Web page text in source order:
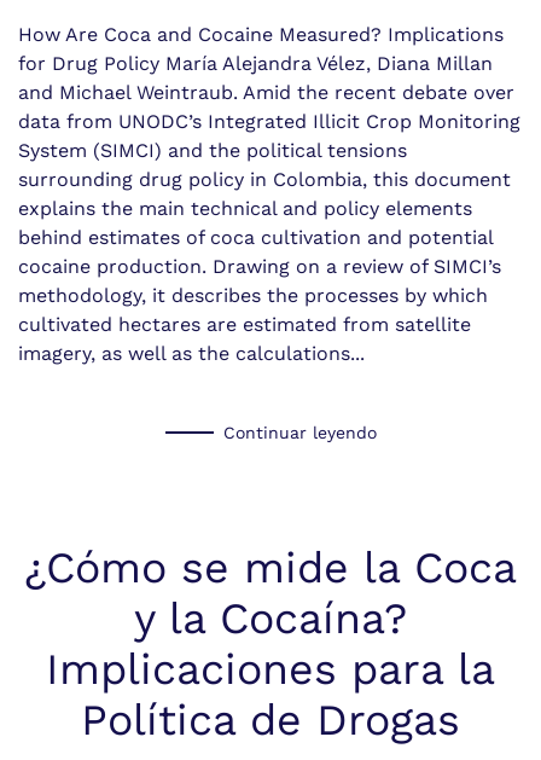
How Are Coca and Cocaine Measured? Implications
for Drug Policy María Alejandra Vélez, Diana Millan
and Michael Weintraub. Amid the recent debate over
data from UNODC’s Integrated Illicit Crop Monitoring
System (SIMCI) and the political tensions
surrounding drug policy in Colombia, this document
explains the main technical and policy elements
behind estimates of coca cultivation and potential
cocaine production. Drawing on a review of SIMCI’s
methodology, it describes the processes by which
cultivated hectares are estimated from satellite
imagery, as well as the calculations...
Continuar leyendo
¿Cómo se mide la Coca
y la Cocaína?
Implicaciones para la
Política de Drogas